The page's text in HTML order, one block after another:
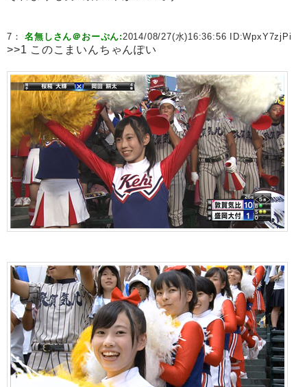
7：名無しさん＠おーぷん:2014/08/27(水)16:36:56 ID:WpxY7zjPi
>>1 このこまいんちゃんぽい